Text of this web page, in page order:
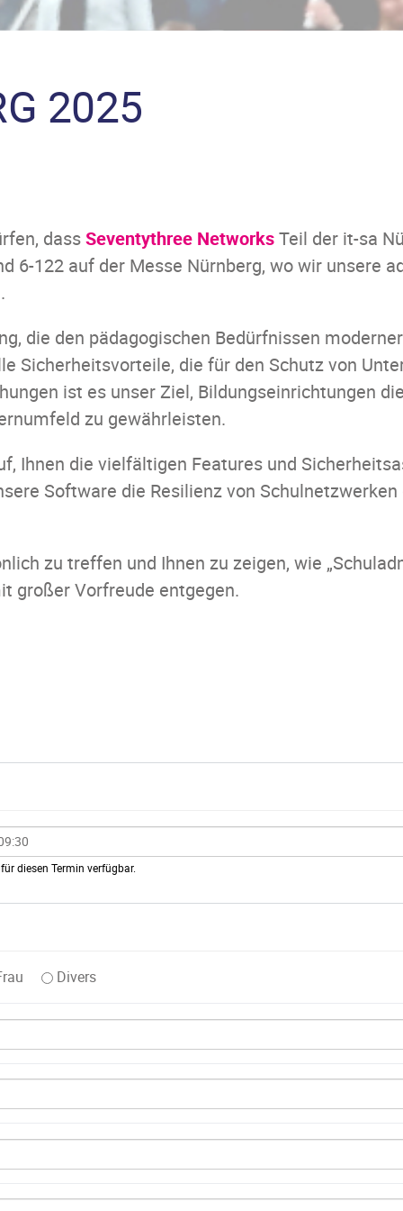
2025
dassSeventythree NetworksTeil der it-sa
6-122 auf der Messe Nürnberg, wo wir unsere
die den pädagogischen Bedürfnissen
Sicherheitsvorteile, die für den Schutz von
ist es unser Ziel, Bildungseinrichtungen
zu gewährleisten.
Ihnen die vielfältigen Features und
Software die Resilienz von
zu treffen und Ihnen zu zeigen, wie
großer Vorfreude entgegen.
diesen Termin verfügbar.
Divers